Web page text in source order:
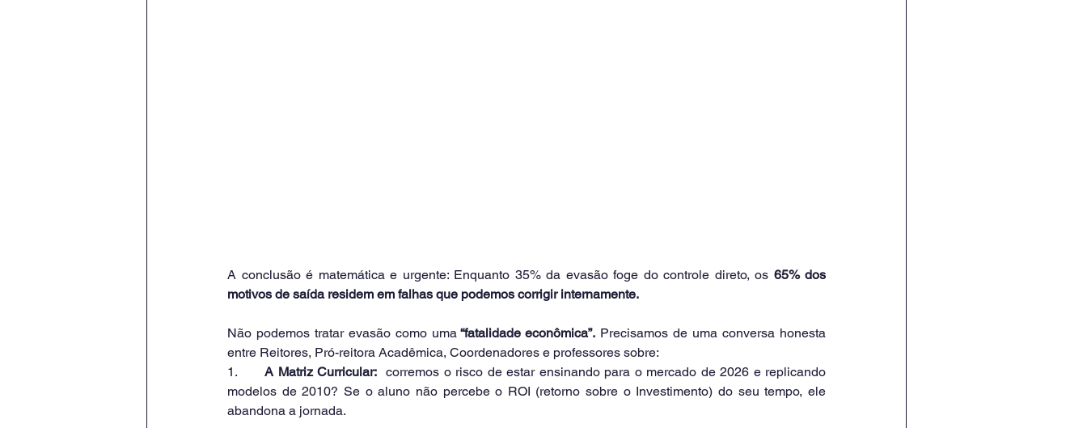
A conclusão é matemática e urgente: Enquanto 35% da evasão foge do controle direto, os 65% dos
motivos de saída residem em falhas que podemos corrigir internamente.
Não podemos tratar evasão como uma “fatalidade econômica”. Precisamos de uma conversa honesta
entre Reitores, Pró-reitora Acadêmica, Coordenadores e professores sobre:
1. A Matriz Curricular: corremos o risco de estar ensinando para o mercado de 2026 e replicando
modelos de 2010? Se o aluno não percebe o ROI (retorno sobre o Investimento) do seu tempo, ele
abandona a jornada.